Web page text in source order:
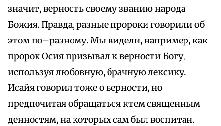
значит, верность своему званию народа
Божия. Правда, разные пророки говорили об
этом по–разному. Мы видели, например, как
пророк Осия призывал к верности Богу,
используя любовную, брачную лексику.
Исайя говорил тоже о верности, но
предпочитая обращаться ктем священным
денностям, на которых сам был воспитан.